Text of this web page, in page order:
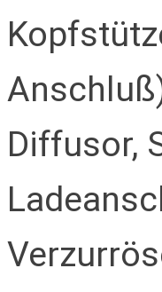
Diffusor,